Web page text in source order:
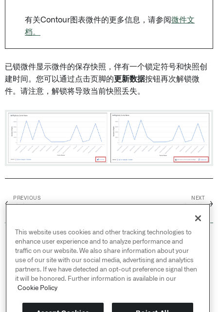
有关Contour图表微件的更多信息，请参阅微件文
档。
已锁微件显示微件的保存快照，伴有一个锁定符号和快照创
建时间。您可以通过点击页脚的更新数据按钮再次解锁微
件。请注意，解锁将导致当前快照丢失。
←
PREVIOUS NEXT
→
© 2026 Palantir Technologies Inc. All rights
reserved.
Cookies Statement ↗
Privacy Statement ↗
Terms of Use ↗
Do Not Sell or Share My Personal Information
This website uses cookies and other tracking technologies to
enhance user experience and to analyze performance and
traffic on our website. We also share information about your
use of our site with our social media, advertising and analytics
partners. If we have detected an opt-out preference signal then
it will be honored. Further information is available in our
Cookie Policy